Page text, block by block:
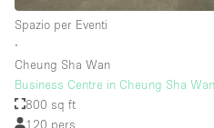
Spazio per Eventi
∙
Cheung Sha Wan
Business Centre in Cheung Sha
800 sq ft
120 pers.